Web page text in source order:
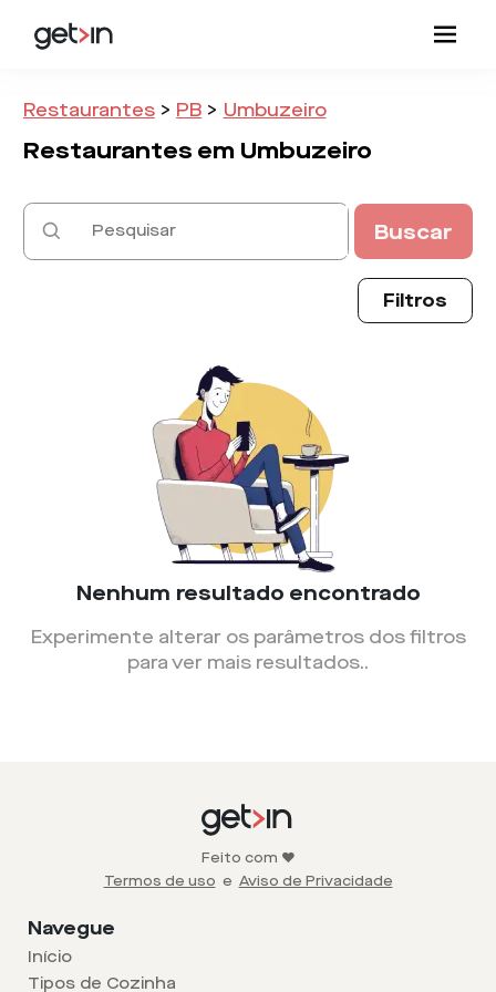
Restaurantes > PB > Umbuzeiro
Restaurantes em Umbuzeiro
Buscar
Filtros
Nenhum resultado encontrado
Experimente alterar os parâmetros dos filtros
para ver mais resultados..
Feito com ❤️
Termos de uso e Aviso de Privacidade
Navegue
Início
Tipos de Cozinha